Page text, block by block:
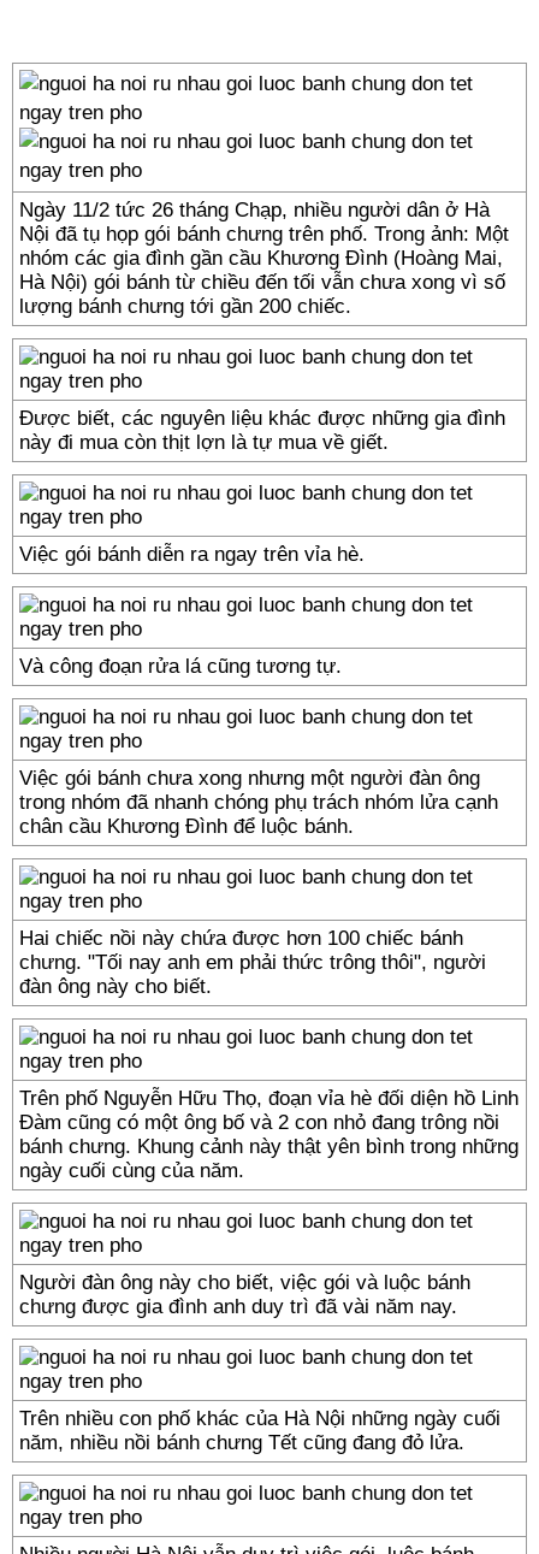
Ngày 11/2 tức 26 tháng Chạp, nhiều người dân ở Hà
Nội đã tụ họp gói bánh chưng trên phố. Trong ảnh: Một
nhóm các gia đình gần cầu Khương Đình (Hoàng Mai,
Hà Nội) gói bánh từ chiều đến tối vẫn chưa xong vì số
lượng bánh chưng tới gần 200 chiếc.
Được biết, các nguyên liệu khác được những gia đình
này đi mua còn thịt lợn là tự mua về giết.
Việc gói bánh diễn ra ngay trên vỉa hè.
Và công đoạn rửa lá cũng tương tự.
Việc gói bánh chưa xong nhưng một người đàn ông
trong nhóm đã nhanh chóng phụ trách nhóm lửa cạnh
chân cầu Khương Đình để luộc bánh.
Hai chiếc nồi này chứa được hơn 100 chiếc bánh
chưng. "Tối nay anh em phải thức trông thôi", người
đàn ông này cho biết.
Trên phố Nguyễn Hữu Thọ, đoạn vỉa hè đối diện hồ Linh
Đàm cũng có một ông bố và 2 con nhỏ đang trông nồi
bánh chưng. Khung cảnh này thật yên bình trong những
ngày cuối cùng của năm.
Người đàn ông này cho biết, việc gói và luộc bánh
chưng được gia đình anh duy trì đã vài năm nay.
Trên nhiều con phố khác của Hà Nội những ngày cuối
năm, nhiều nồi bánh chưng Tết cũng đang đỏ lửa.